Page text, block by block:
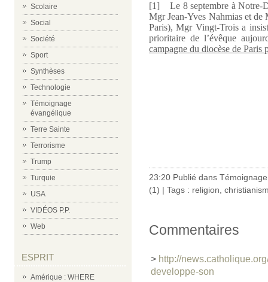
Scolaire
Social
Société
Sport
Synthèses
Technologie
Témoignage
évangélique
Terre Sainte
Terrorisme
Trump
Turquie
USA
VIDÉOS P.P.
Web
ESPRIT
Amérique : WHERE
[1]
Le 8 septembre à Notre-
Mgr Jean-Yves Nahmias et de
Paris), Mgr Vingt-Trois a
prioritaire de l’évêque
campagne du diocèse de Paris
23:20 Publié dans
(1) | Tags : religion
Commentaires
> http://
developpe-son